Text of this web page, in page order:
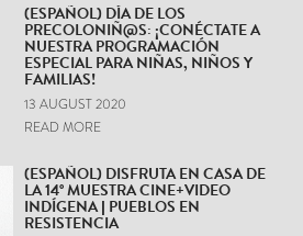
(ESPAÑOL) DÍA DE LOS
PRECOLONIÑ@S: ¡CONÉCTATE A
NUESTRA PROGRAMACIÓN
ESPECIAL PARA NIÑAS, NIÑOS Y
FAMILIAS!
13 AUGUST 2020
READ MORE
(ESPAÑOL) DISFRUTA EN CASA DE
LA 14° MUESTRA CINE+VIDEO
INDÍGENA | PUEBLOS EN
RESISTENCIA